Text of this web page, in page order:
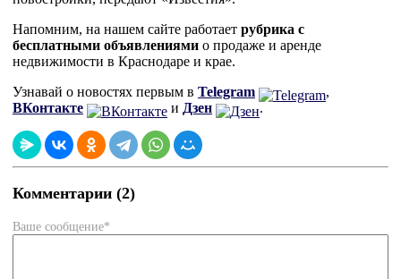
Напомним, на нашем сайте работает рубрика с
бесплатными объявлениями о продаже и аренде
недвижимости в Краснодаре и крае.
Узнавай о новостях первым в Telegram
,
ВКонтакте
и Дзен .
Комментарии (2)
Ваше сообщение*